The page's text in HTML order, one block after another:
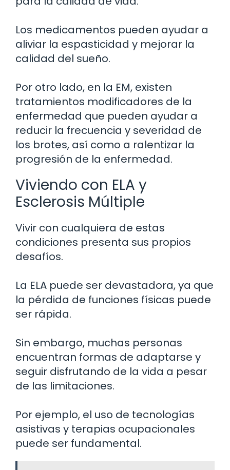
Los medicamentos pueden ayudar a
aliviar la espasticidad y mejorar la
calidad del sueño.
Por otro lado, en la EM, existen
tratamientos modificadores de la
enfermedad que pueden ayudar a
reducir la frecuencia y severidad de
los brotes, así como a ralentizar la
progresión de la enfermedad.
Viviendo con ELA y
Esclerosis Múltiple
Vivir con cualquiera de estas
condiciones presenta sus propios
desafíos.
La ELA puede ser devastadora, ya que
la pérdida de funciones físicas puede
ser rápida.
Sin embargo, muchas personas
encuentran formas de adaptarse y
seguir disfrutando de la vida a pesar
de las limitaciones.
Por ejemplo, el uso de tecnologías
asistivas y terapias ocupacionales
puede ser fundamental.